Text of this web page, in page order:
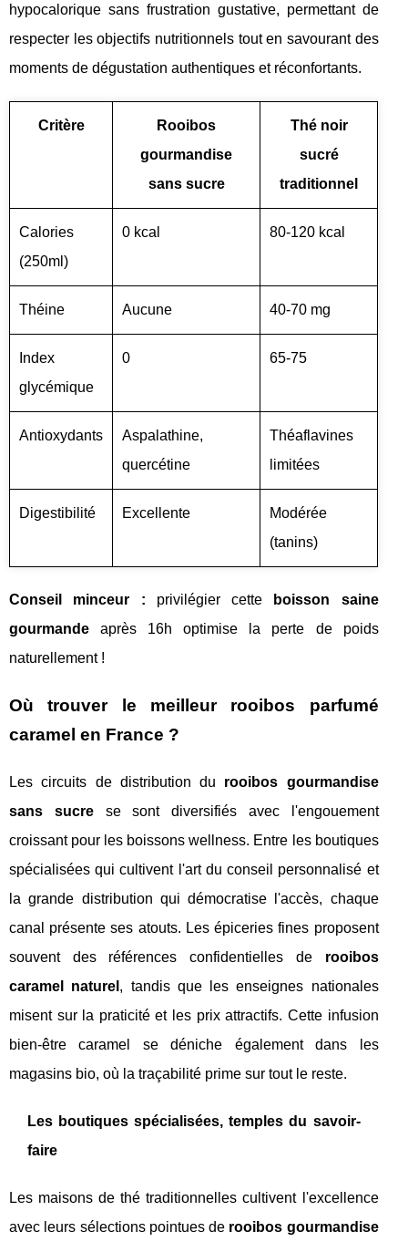
hypocalorique sans frustration gustative, permettant de
respecter les objectifs nutritionnels tout en savourant des
moments de dégustation authentiques et réconfortants.
Critère
Rooibos
gourmandise
sans sucre
Thé noir
sucré
traditionnel
Calories
(250ml)
0 kcal 80-120 kcal
Théine Aucune 40-70 mg
Index
glycémique
0 65-75
Antioxydants
Aspalathine,
quercétine
Théaflavines
limitées
Digestibilité Excellente
Modérée
(tanins)
Conseil minceur : privilégier cette
boisson saine
gourmande après 16h optimise la perte de poids
naturellement !
Où trouver le meilleur rooibos parfumé
caramel en France ?
Les circuits de distribution du rooibos gourmandise
sans sucrese sont diversifiés avec l'engouement
croissant pour les boissons wellness. Entre les boutiques
spécialisées qui cultivent l'art du conseil personnalisé et
la grande distribution qui démocratise l'accès, chaque
canal présente ses atouts. Les épiceries fines proposent
souvent des références confidentielles de rooibos
caramel naturel , tandis que les enseignes nationales
misent sur la praticité et les prix attractifs. Cette infusion
bien-être caramel se déniche également dans les
magasins bio, où la traçabilité prime sur tout le reste.
Les boutiques spécialisées, temples du savoir-
faire
Les maisons de thé traditionnelles cultivent l'excellence
avec leurs sélections pointues de rooibos gourmandise